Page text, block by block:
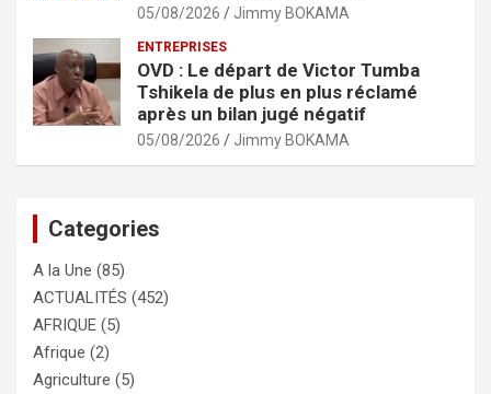
05/08/2026 Jimmy BOKAMA
ENTREPRISES
OVD : Le départ de Victor Tumba
Tshikela de plus en plus réclamé
après un bilan jugé négatif
05/08/2026 Jimmy BOKAMA
Categories
A la Une (85)
ACTUALITÉS (452)
AFRIQUE (5)
Afrique (2)
Agriculture (5)